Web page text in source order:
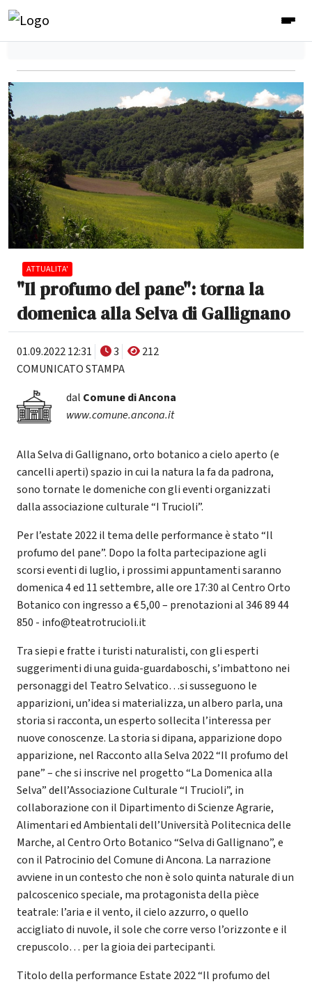
ATTUALITA'
"Il profumo del pane": torna la
domenica alla Selva di Gallignano
01.09.2022 12:31 3
212
COMUNICATO STAMPA
dal Comune di Ancona
www.comune.ancona.it
Alla Selva di Gallignano, orto botanico a cielo aperto (e
cancelli aperti) spazio in cui la natura la fa da padrona,
sono tornate le domeniche con gli eventi organizzati
dalla associazione culturale “I Trucioli”.
Per l’estate 2022 il tema delle performance è stato “Il
profumo del pane”. Dopo la folta partecipazione agli
scorsi eventi di luglio, i prossimi appuntamenti saranno
domenica 4 ed 11 settembre, alle ore 17:30 al Centro Orto
Botanico con ingresso a € 5,00 – prenotazioni al 346 89 44
850 - info@teatrotrucioli.it
Tra siepi e fratte i turisti naturalisti, con gli esperti
suggerimenti di una guida-guardaboschi, s’imbattono nei
personaggi del Teatro Selvatico…si susseguono le
apparizioni, un’idea si materializza, un albero parla, una
storia si racconta, un esperto sollecita l’interessa per
nuove conoscenze. La storia si dipana, apparizione dopo
apparizione, nel Racconto alla Selva 2022 “Il profumo del
pane” – che si inscrive nel progetto “La Domenica alla
Selva” dell’Associazione Culturale “I Trucioli”, in
collaborazione con il Dipartimento di Scienze Agrarie,
Alimentari ed Ambientali dell’Università Politecnica delle
Marche, al Centro Orto Botanico “Selva di Gallignano”, e
con il Patrocinio del Comune di Ancona. La narrazione
avviene in un contesto che non è solo quinta naturale di un
palcoscenico speciale, ma protagonista della pièce
teatrale: l’aria e il vento, il cielo azzurro, o quello
accigliato di nuvole, il sole che corre verso l’orizzonte e il
crepuscolo… per la gioia dei partecipanti.
Titolo della performance Estate 2022 “Il profumo del